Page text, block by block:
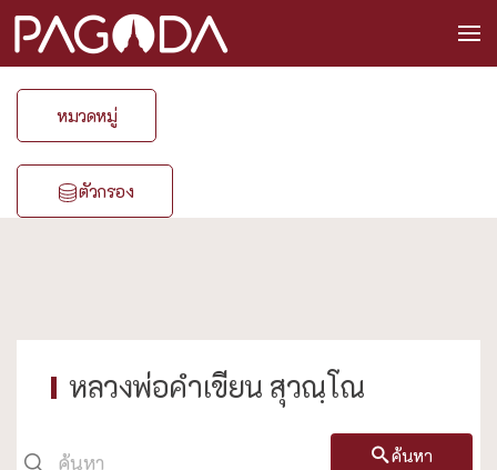
หมวดหมู่
ตัวกรอง
หลวงพ่อคำเขียน สุวณฺโณ
ค้นหา